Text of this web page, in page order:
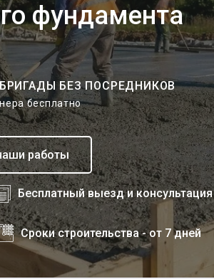
фундамента
БЕЗ ПОСРЕДНИКОВ
бесплатно
работы
Бесплатный выезд и консультация
Сроки строительства - от 7 дней